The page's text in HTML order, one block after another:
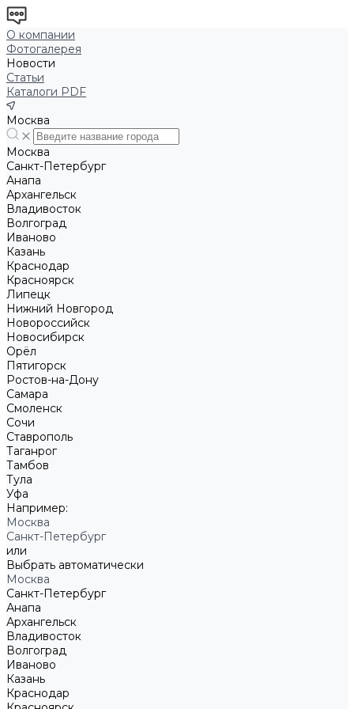
О компании
Фотогалерея
Новости
Статьи
Каталоги PDF
Москва
Москва
Санкт-Петербург
Анапа
Архангельск
Владивосток
Волгоград
Иваново
Казань
Краснодар
Красноярск
Липецк
Нижний Новгород
Новороссийск
Новосибирск
Орёл
Пятигорск
Ростов-на-Дону
Самара
Смоленск
Сочи
Ставрополь
Таганрог
Тамбов
Тула
Уфа
Например:
Москва
Санкт-Петербург
или
Выбрать автоматически
Москва
Санкт-Петербург
Анапа
Архангельск
Владивосток
Волгоград
Иваново
Казань
Краснодар